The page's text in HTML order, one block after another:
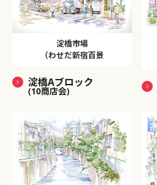
淀橋市場
（わせだ新宿百景
淀橋Aブロック
(10商店会)